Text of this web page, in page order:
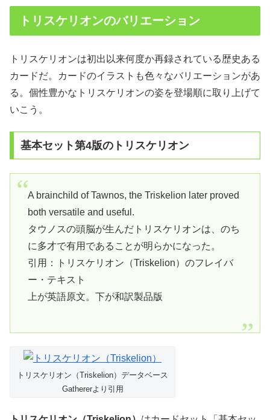
トリスケリオンのバリエーション
トリスケリオンは初出以来何度か再録されている歴史ある
カードだ。カードのイラストも色々なバリエーションがあ
る。個性豊かなトリスケリオンの姿を登場順に取り上げて
いこう。
基本セット第4版のトリスケリオン
A brainchild of Tawnos, the Triskelion later proved
both versatile and useful.
タウノスの頭脳が生んだトリスケリオンは、のち
に多才で有用であることが明らかになった。
引用：トリスケリオン（Triskelion）のフレイバ
ー・テキスト
上が英語原文。下が和訳製品版
トリスケリオン（Triskelion）データベース
Gathererより引用